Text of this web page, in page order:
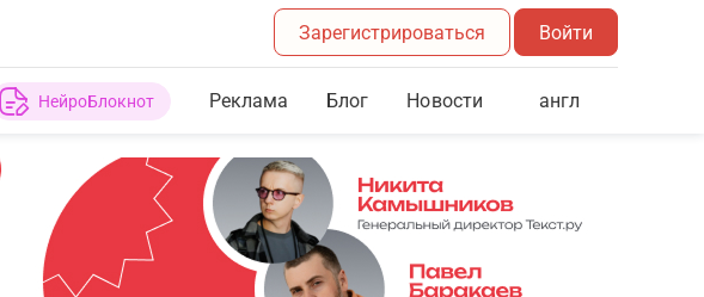
Зарегистрироваться Войти
НейроБлокнот Реклама Блог Новости англ